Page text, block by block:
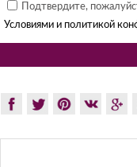
Подтвердите,
Условиями и политикой